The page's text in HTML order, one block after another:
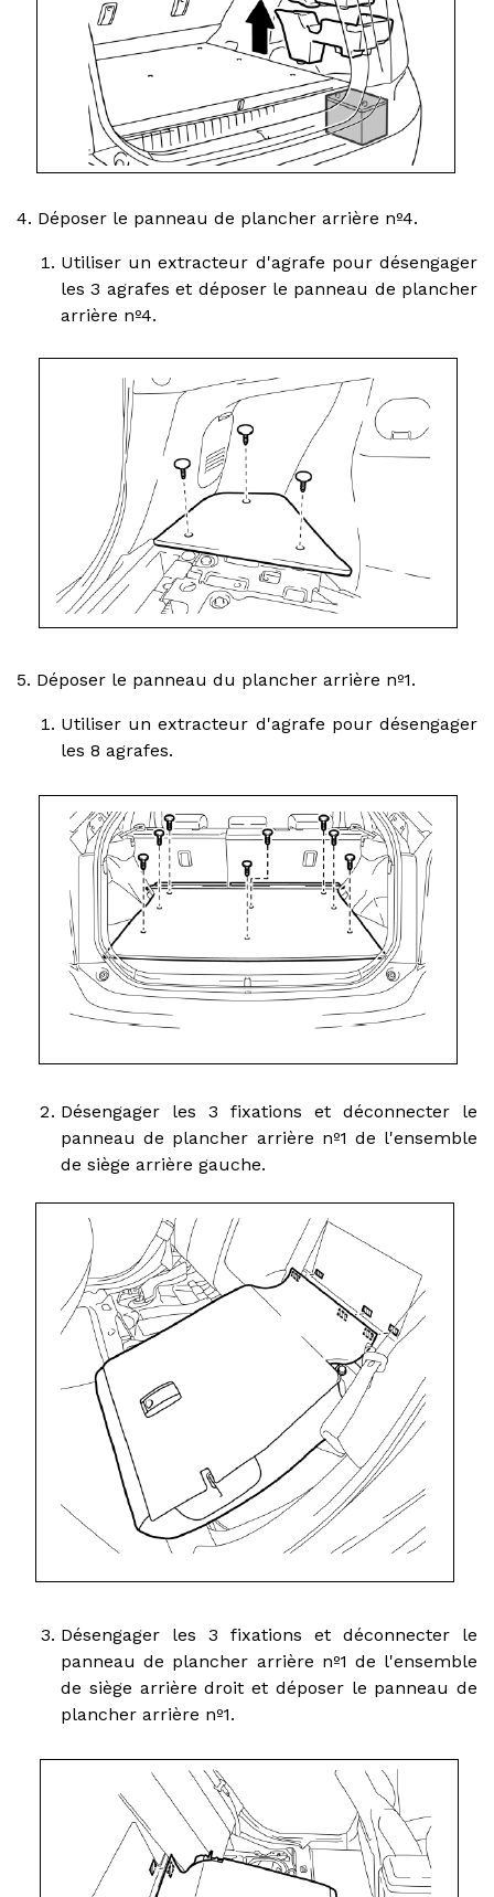
4. Déposer le panneau de plancher arrière nº4.
Utiliser un extracteur d'agrafe pour désengager
les 3 agrafes et déposer le panneau de plancher
arrière nº4.
5. Déposer le panneau du plancher arrière nº1.
Utiliser un extracteur d'agrafe pour désengager
les 8 agrafes.
Désengager les 3 fixations et déconnecter le
panneau de plancher arrière nº1 de l'ensemble
de siège arrière gauche.
Désengager les 3 fixations et déconnecter le
panneau de plancher arrière nº1 de l'ensemble
de siège arrière droit et déposer le panneau de
plancher arrière nº1.